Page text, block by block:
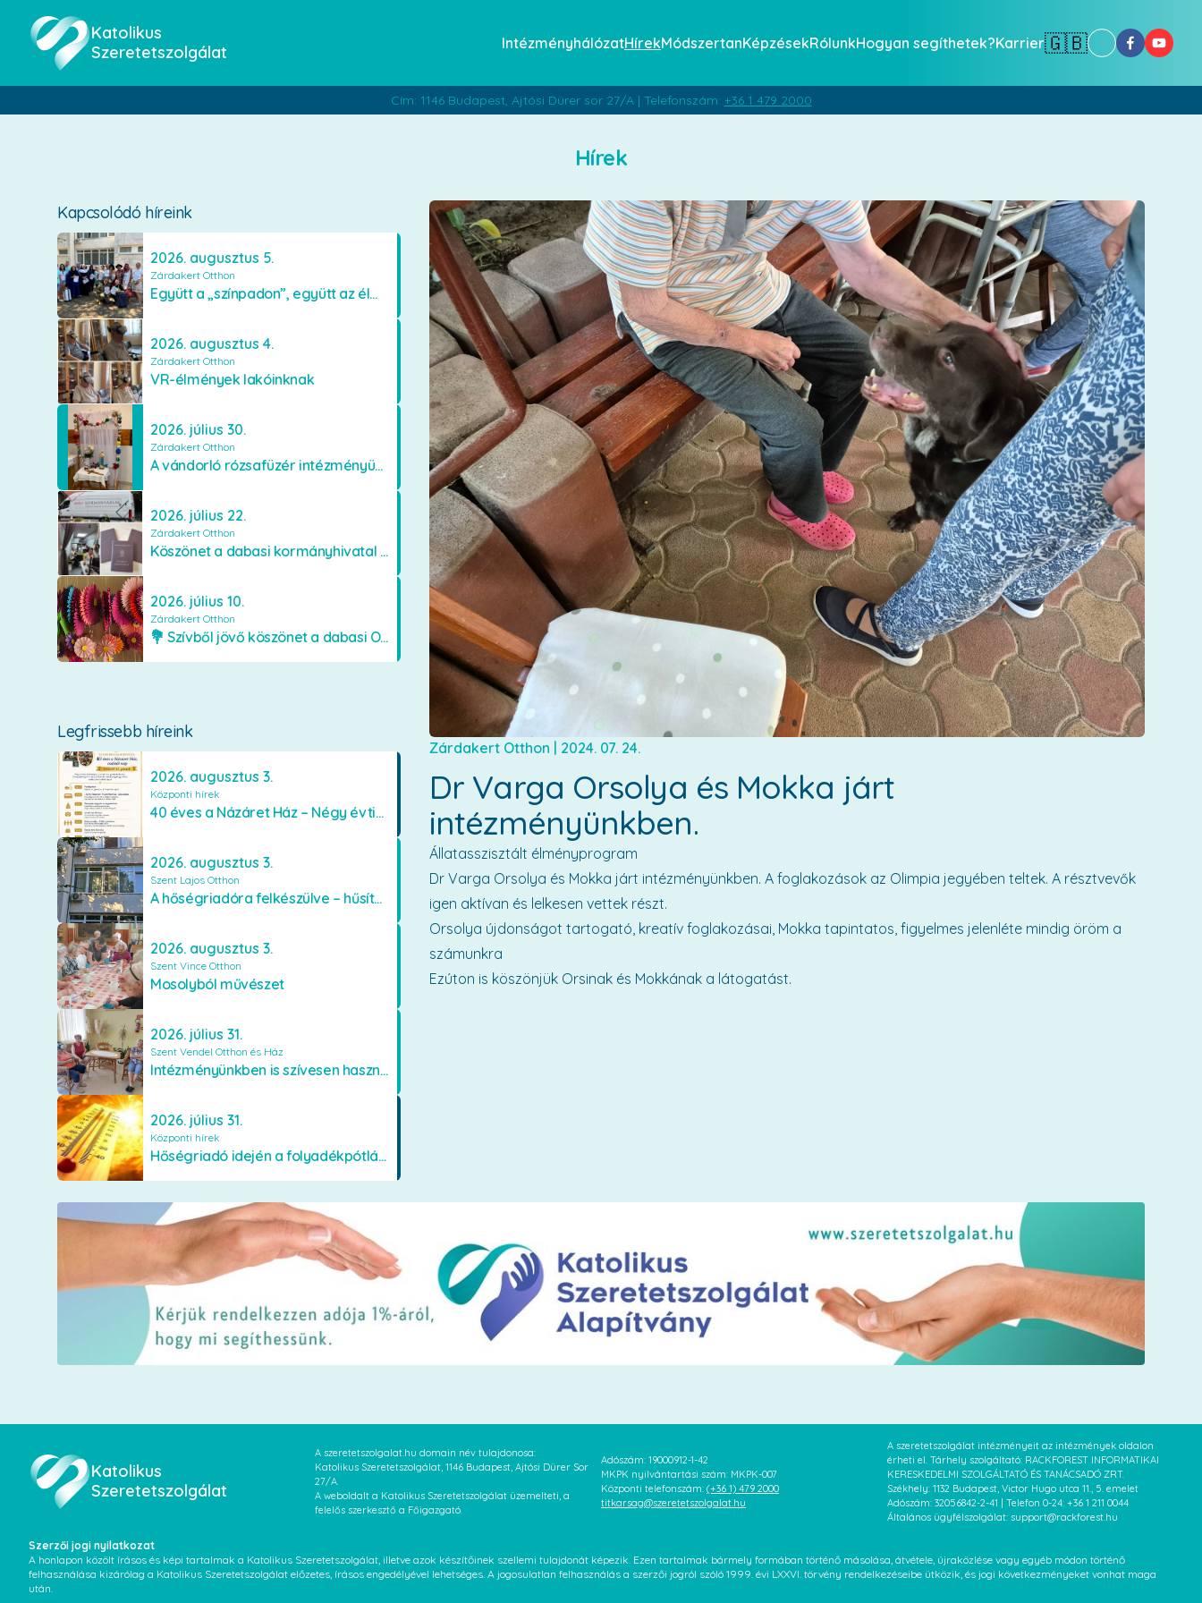
Katolikus
Szeretetszolgálat
IntézményhálózatHírekMódszertanKépzésekRólunkHogyan segíthetek?Karrier🇬🇧
Cím: 1146 Budapest, Ajtósi Dürer sor 27/A | Telefonszám: +36 1 479 2000
Hírek
Kapcsolódó híreink
2026. augusztus 5.
Zárdakert Otthon
Együtt a „színpadon”, együtt az élményekért 🎭✨
2026. augusztus 4.
Zárdakert Otthon
VR-élmények lakóinknak
2026. július 30.
Zárdakert Otthon
A vándorló rózsafüzér intézményünkben
2026. július 22.
Zárdakert Otthon
Köszönet a dabasi kormányhivatal munkatársainak
2026. július 10.
Zárdakert Otthon
💐 Szívből jövő köszönet a dabasi Orimamiknak! 💐
Legfrissebb híreink
2026. augusztus 3.
Központi hírek
40 éves a Názáret Ház – Négy évtized szeretetben és gondoskodásban
2026. augusztus 3.
Szent Lajos Otthon
A hőségriadóra felkészülve – hűsítő fejlesztések a Szent Lajos Otthonban
2026. augusztus 3.
Szent Vince Otthon
Mosolyból művészet
2026. július 31.
Szent Vendel Otthon és Ház
Intézményünkben is szívesen használják a VR szemüveget
2026. július 31.
Központi hírek
Hőségriadó idején a folyadékpótlás életet menthet
Zárdakert Otthon | 2024. 07. 24.
Dr Varga Orsolya és Mokka járt
intézményünkben.
Állatasszisztált élményprogram
Dr Varga Orsolya és Mokka járt intézményünkben. A foglakozások az Olimpia jegyében teltek. A résztvevők
igen aktívan és lelkesen vettek részt.
Orsolya újdonságot tartogató, kreatív foglakozásai, Mokka tapintatos, figyelmes jelenléte mindig öröm a
számunkra
Ezúton is köszönjük Orsinak és Mokkának a látogatást.
Katolikus
Szeretetszolgálat
A szeretetszolgalat.hu domain név tulajdonosa:
Katolikus Szeretetszolgálat, 1146 Budapest, Ajtósi Dürer Sor
27/A.
A weboldalt a Katolikus Szeretetszolgálat üzemelteti, a
felelős szerkesztő a Főigazgató.
Adószám: 19000912-1-42
MKPK nyilvántartási szám: MKPK-007
Központi telefonszám: (+36 1) 479 2000
titkarsag@szeretetszolgalat.hu
A szeretetszolgálat intézményeit az intézmények oldalon
érheti el. Tárhely szolgáltató: RACKFOREST INFORMATIKAI
KERESKEDELMI SZOLGÁLTATÓ ÉS TANÁCSADÓ ZRT.
Székhely: 1132 Budapest, Victor Hugo utca 11., 5. emelet
Adószám: 32056842-2-41 | Telefon 0-24: +36 1 211 0044
Általános ügyfélszolgálat: support@rackforest.hu
Szerzői jogi nyilatkozat
A honlapon közölt írásos és képi tartalmak a Katolikus Szeretetszolgálat, illetve azok készítőinek szellemi tulajdonát képezik. Ezen tartalmak bármely formában történő másolása, átvétele, újraközlése vagy egyéb módon történő
felhasználása kizárólag a Katolikus Szeretetszolgálat előzetes, írásos engedélyével lehetséges. A jogosulatlan felhasználás a szerzői jogról szóló 1999. évi LXXVI. törvény rendelkezéseibe ütközik, és jogi következményeket vonhat maga
után.